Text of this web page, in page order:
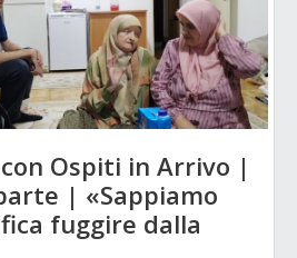
Ospiti in Arrivo |
| «Sappiamo
fuggire dalla